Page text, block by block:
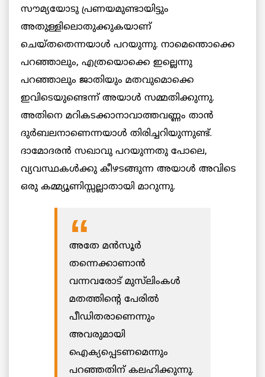
സൗമ്യയോടു പ്രണയമുണ്ടായിട്ടും
അതുള്ളിലൊതുക്കുകയാണ്
ചെയ്തതെന്നയാള്‍ പറയുന്നു. നാമെന്തൊക്കെ
പറഞ്ഞാലും, എത്രയൊക്കെ ഇല്ലെന്നു
പറഞ്ഞാലും ജാതിയും മതവുമൊക്കെ
ഇവിടെയുണ്ടെന്ന് അയാള്‍ സമ്മതിക്കുന്നു.
അതിനെ മറികടക്കാനാവാത്തവണ്ണം താന്‍
ദുര്‍ബലനാണെന്നയാള്‍ തിരിച്ചറിയുന്നുണ്ട്.
ദാമോദരന്‍ സഖാവു പറയുന്നതു പോലെ,
വ്യവസ്ഥകള്‍ക്കു കീഴടങ്ങുന്ന അയാള്‍ അവിടെ
ഒരു കമ്മ്യൂണിസ്സല്ലാതായി മാറുന്നു.
അതേ മന്‍സൂര്‍
തന്നെക്കാണാന്‍
വന്നവരോട് മുസ്‌ലിംകൾ
മതത്തിന്‍റെ പേരില്‍
പീഡിതരാണെന്നും
അവരുമായി
ഐക്യപ്പെടണമെന്നും
പറഞ്ഞതിന് കലഹിക്കുന്നു.